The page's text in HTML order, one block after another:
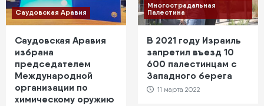
Саудовская Аравия
Саудовская Аравия
избрана
председателем
Международной
организации по
химическому оружию
Многострадальная
Палестина
В 2021 году Израиль
запретил въезд 10
600 палестинцам с
Западного берега
11 марта 2022